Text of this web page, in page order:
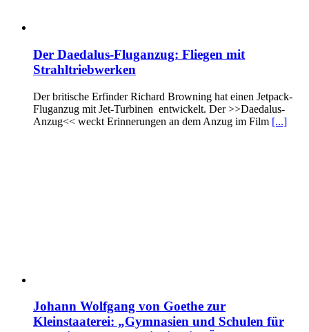
Der Daedalus-Fluganzug: Fliegen mit
Strahltriebwerken
Der britische Erfinder Richard Browning hat einen Jetpack-
Fluganzug mit Jet-Turbinen entwickelt. Der >>Daedalus-
Anzug<< weckt Erinnerungen an dem Anzug im Film [...]
Johann Wolfgang von Goethe zur
Kleinstaaterei: „Gymnasien und Schulen für